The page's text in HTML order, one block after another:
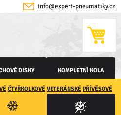
DISKY KOMPLETNÍ KOLA
info@expert-pneumatiky.cz
ČTYŘKOLKOVÉ VETERÁNSKÉ PŘÍVĚSOVÉ